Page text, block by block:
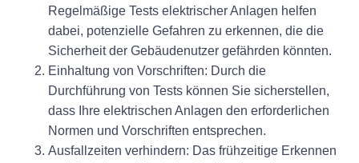
Regelmäßige Tests elektrischer Anlagen helfen
dabei, potenzielle Gefahren zu erkennen, die die
Sicherheit der Gebäudenutzer gefährden könnten.
Einhaltung von Vorschriften: Durch die
Durchführung von Tests können Sie sicherstellen,
dass Ihre elektrischen Anlagen den erforderlichen
Normen und Vorschriften entsprechen.
Ausfallzeiten verhindern: Das frühzeitige Erkennen